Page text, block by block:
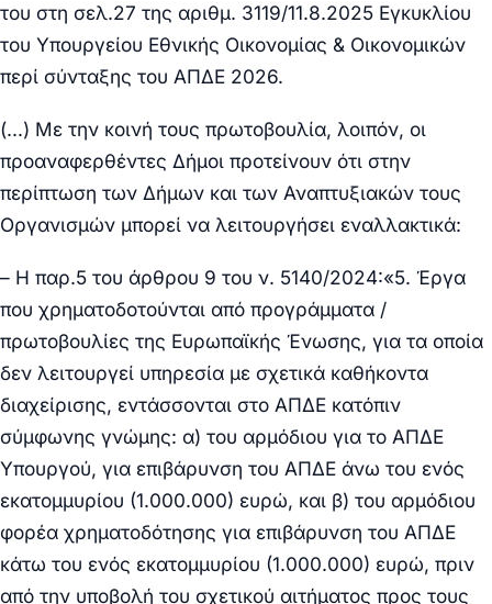
του στη σελ.27 της αριθμ. 3119/11.8.2025 Εγκυκλίου
του Υπουργείου Εθνικής Οικονομίας & Οικονομικών
περί σύνταξης του ΑΠΔΕ 2026.
(…) Με την κοινή τους πρωτοβουλία, λοιπόν, οι
προαναφερθέντες Δήμοι προτείνουν ότι στην
περίπτωση των Δήμων και των Αναπτυξιακών τους
Οργανισμών μπορεί να λειτουργήσει εναλλακτικά:
– Η παρ.5 του άρθρου 9 του ν. 5140/2024:«5. Έργα
που χρηματοδοτούνται από προγράμματα /
πρωτοβουλίες της Ευρωπαϊκής Ένωσης, για τα οποία
δεν λειτουργεί υπηρεσία με σχετικά καθήκοντα
διαχείρισης, εντάσσονται στο ΑΠΔΕ κατόπιν
σύμφωνης γνώμης: α) του αρμόδιου για το ΑΠΔΕ
Υπουργού, για επιβάρυνση του ΑΠΔΕ άνω του ενός
εκατομμυρίου (1.000.000) ευρώ, και β) του αρμόδιου
φορέα χρηματοδότησης για επιβάρυνση του ΑΠΔΕ
κάτω του ενός εκατομμυρίου (1.000.000) ευρώ, πριν
από την υποβολή του σχετικού αιτήματος προς τους